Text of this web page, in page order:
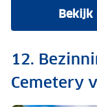
Bekijk
12.
Cemetery